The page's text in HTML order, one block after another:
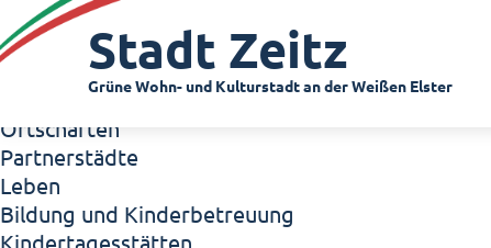
Zeitz - Die Kleinstadt
Willkommen in Zeitz!
Interview mit Oberbürgermeister Christian Thieme
Zeitz - Stadt der Zukunft
Ortschaften
Partnerstädte
Leben
Bildung und Kinderbetreuung
Kindertagesstätten
Stadt Zeitz
Grüne Wohn- und Kulturstadt an der Weißen Elster